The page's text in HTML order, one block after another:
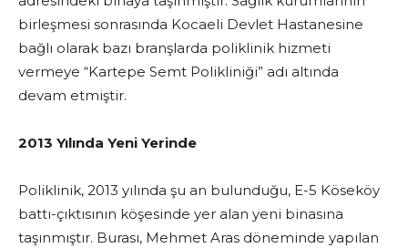
birleşmesi sonrasında Kocaeli Devlet Hastanesine
bağlı olarak bazı branşlarda poliklinik hizmeti
vermeye “Kartepe Semt Polikliniği” adı altında
devam etmiştir.
2013 Yılında Yeni Yerinde
Poliklinik, 2013 yılında şu an bulunduğu, E-5 Köseköy
battı-çıktısının köşesinde yer alan yeni binasına
taşınmıştır. Burası, Mehmet Aras döneminde yapılan